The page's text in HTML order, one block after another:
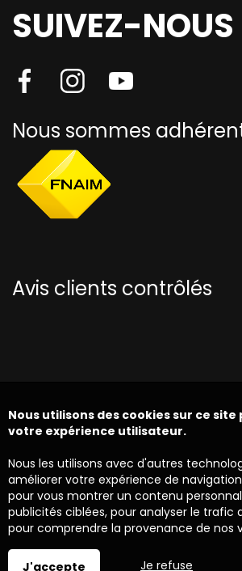
SUIVEZ-NOUS
Nous sommes
Avis clients contrôlés
Nous utilisons des cookies sur ce
votre expérience utilisateur.
Nous les utilisons avec d'autres
améliorer votre expérience de
pour vous montrer un contenu
publicités ciblées, pour analyser le trafic
pour comprendre la provenance de nos
J'accepte Je refuse